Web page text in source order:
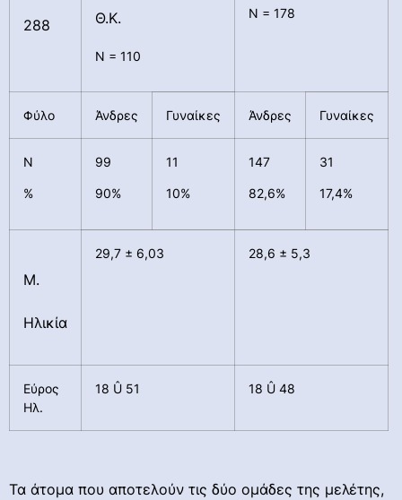
288 Θ.Κ.
Ν = 110
Ν = 178
Φύλο Άνδρες Γυναίκες Άνδρες Γυναίκες
Ν
%
99
90%
11
10%
147
82,6%
31
17,4%
Μ.
Ηλικία
29,7 ± 6,03 28,6 ± 5,3
Εύρος
Ηλ.
18 Û 51 18 Û 48
Τα άτομα που αποτελούν τις δύο ομάδες της μελέτης,